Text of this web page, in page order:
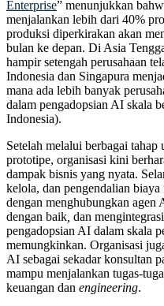
Enterprise” menunjukkan
menjalankan lebih dari 40%
produksi diperkirakan akan
bulan ke depan. Di Asia
hampir setengah perusahaan
Indonesia dan Singapura
mana ada lebih banyak
dalam pengadopsian AI skala
Indonesia).
Setelah melalui berbagai tahap
prototipe, organisasi kini
dampak bisnis yang nyata.
kelola, dan pengendalian
dengan menghubungkan agen
dengan baik dan
pengadopsian AI dalam skala
memungkinkan. Organisasi
AI sebagai sekadar konsultan
mampu menjalankan tugas-
keuangan dan engineering.